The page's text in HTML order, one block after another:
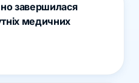
завершилася
медичних